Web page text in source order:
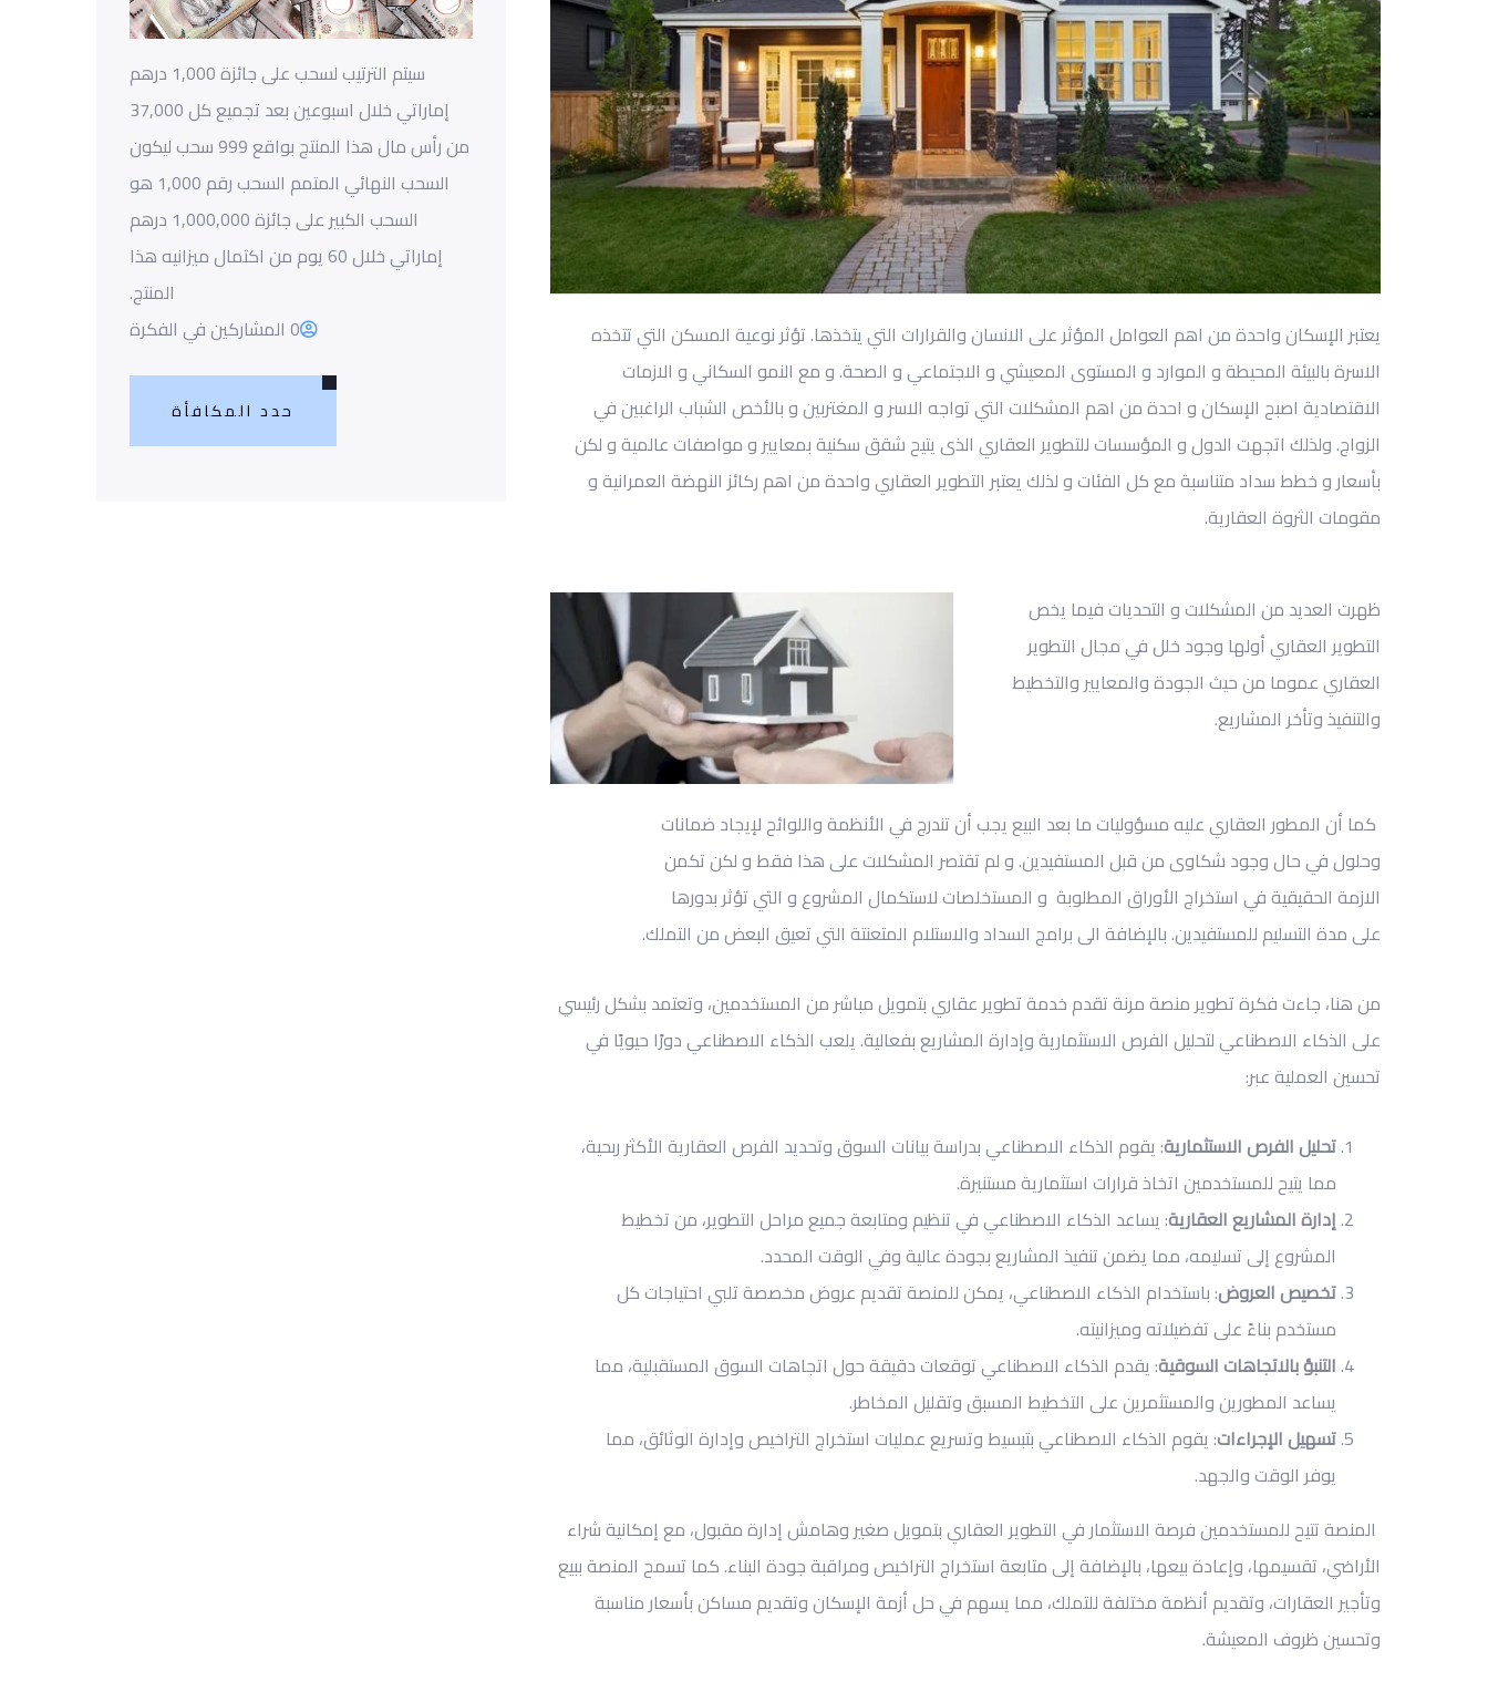
يعتبر الإسكان واحدة من اهم العوامل المؤثر على الانسان والقرارات التي يتخذها. تؤثر نوعية المسكن التي تتخذه
الاسرة بالبيئة المحيطة و الموارد و المستوى المعيشيو الاجتماعيو الصحة.و مع النمو السكانيو الازمات
الاقتصادية اصبح الإسكانو احدةمن اهم المشكلات التي تواجه الاسر و المغتربينو بالأخص الشباب الراغبيفي
الزواج. ولذلك اتجهت الدولو المؤسساتللتطوير العقاري الذى يتيح شقق سكنية بمعايير و مواصفاتعالمية و لكن
بأسعار و خططسداد متناسبة مع كل الفئاتو لذلك يعتبر التطوير العقاري واحدة من اهم ركائز النهضة العمرانية و
مقومات الثروة العقارية.
ظهرت العديد من المشكلاتو التحدياتفيما يخص
التطوير العقاري أولها وجود خلل في مجال التطوير
العقاري عموما من حيث الجودة والمعايير والتخطيط
والتنفيذ وتأخر المشاريع.
كما أن المطور العقاري عليه مسؤوليات ما بعد البيع يجب أن تندرج في الأنظمة واللوائح لإيجاد ضمانات
وحلول في حال وجود شكاوى من قبل المستفيدين.و لم تقتصر المشكلات على هذا فقط و لكن تكمن
الازمة الحقيقية في استخراج الأوراق المطلوبة و المستخلصات لاستكمال المشروع و التي تؤثر بدورها
على مدة التسليم للمستفيدين. بالإضافة الى برامج السداد والاستلام المتعنتة التي تعيق البعض من التملك.
من هنا، جاءت فكرة تطوير منصة مرنة تقدم خدمة تطوير عقاري بتمويل مباشر من المستخدمين، وتعتمد بشكل رئيسي
على الذكاء الاصطناعيلتحليل الفرص الاستثمارية وإدارة المشاريع بفعالية. يلعب الذكاء الاصطناعي دورًا حيويًا في
تحسين العملية عبر:
تحليل الفرص الاستثمارية: يقوم الذكاء الاصطناعي بدراسة بيانات السوق وتحديد الفرص العقارية الأكثر ربحية،
مما يتيح للمستخدمين اتخاذ قرارات استثمارية مستنيرة.
إدارة المشاريع العقارية: يساعد الذكاء الاصطناعي في تنظيم ومتابعة جميع مراحل التطوير، من تخطيط
المشروع إلى تسليمه، مما يضمن تنفيذ المشاريع بجودة عالية وفي الوقت المحدد.
تخصيص العروض: باستخدام الذكاء الاصطناعي، يمكن للمنصة تقديم عروض مخصصة تلبي احتياجات كل
مستخدم بناءً على تفضيلاته وميزانيته.
التنبؤ بالاتجاهات السوقية: يقدم الذكاء الاصطناعي توقعات دقيقة حول اتجاهات السوق المستقبلية، مما
يساعد المطورين والمستثمرين على التخطيط المسبق وتقليل المخاطر.
تسهيل الإجراءات: يقوم الذكاء الاصطناعي بتبسيط وتسريع عمليات استخراج التراخيص وإدارة الوثائق، مما
يوفر الوقت والجهد.
المنصة تتيح للمستخدمين فرصة الاستثمار في التطوير العقاري بتمويل صغير وهامش إدارة مقبول، مع إمكانية شراء
الأراضي، تقسيمها، وإعادة بيعها، بالإضافة إلى متابعة استخراج التراخيص ومراقبة جودة البناء. كما تسمح المنصة ببيع
وتأجير العقارات، وتقديم أنظمة مختلفة للتملك، مما يسهم في حل أزمة الإسكان وتقديم مساكن بأسعار مناسبة
وتحسين ظروف المعيشة.
سيتم الترتيب لسحب على جائزة 1,000 درهم
إماراتي خلال اسبوعين بعد تجميع كل 37,000
من رأس مال هذا المنتج بواقع 999 سحب ليكون
السحب النهائي المتمم السحب رقم 1,000 هو
السحب الكبير على جائزة 1,000,000 درهم
إماراتي خلال 60 يوم من اكتمال ميزانيه هذا
المنتج.
0 المشاركين في الفكرة
حدد المكافأة